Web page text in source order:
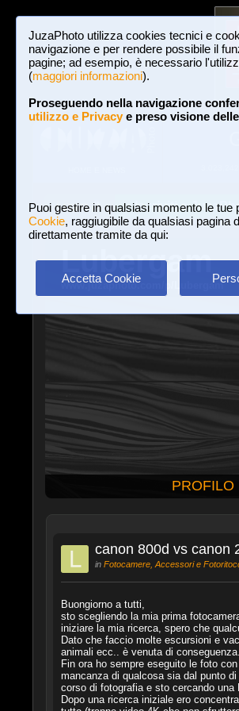
JuzaPhoto utilizza cookies tecnici e
navigazione e per rendere possibile il
pagine; ad esempio, è necessario
(maggiori informazioni).
Proseguendo nella navigazione
utilizzo e Privacye preso visione
Puoi gestire in qualsiasi momento le tue
Cookie, raggiugibile da qualsiasi pagina
direttamente tramite da qui:
Accetta Cookie
Login Iscriviti a
Lubergam
www.juzaphoto.com/p/Lubergam
PROFILO
canon 800d vs canon
in Fotocamere, Accessori e
Buongiorno a tutti,
sto scegliendo la mia prima
iniziare la mia ricerca, spero che
Dato che faccio molte escursioni e
animali ecc.. è venuta di conseguenza.
Fin ora ho sempre eseguito le foto
mancanza di qualcosa sia dal punto
corso di fotografia e sto cercando
Dopo una ricerca iniziale ero